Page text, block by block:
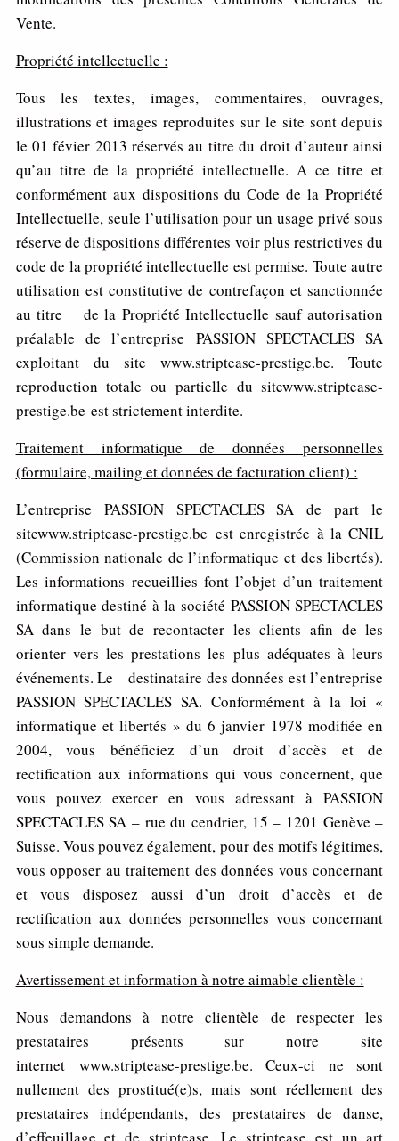
Vente.
Propriété intellectuelle :
Tous les textes, images, commentaires, ouvrages,
illustrations et images reproduites sur le site sont depuis
le 01 févier 2013 réservés au titre du droit d’auteur ainsi
qu’au titre de la propriété intellectuelle. A ce titre et
conformément aux dispositions du Code de la Propriété
Intellectuelle, seule l’utilisation pour un usage privé sous
réserve de dispositions différentes voir plus restrictives du
code de la propriété intellectuelle est permise. Toute autre
utilisation est constitutive de contrefaçon et sanctionnée
au titre de la Propriété Intellectuelle sauf autorisation
préalable de l’entreprise PASSION SPECTACLES SA
exploitant du site www.striptease-prestige.be. Toute
reproduction totale ou partielle du sitewww.striptease-
prestige.be est strictement interdite.
Traitement informatique de données personnelles
(formulaire, mailing et données de facturation client) :
L’entreprise PASSION SPECTACLES SA de part le
sitewww.striptease-prestige.be est enregistrée à la CNIL
(Commission nationale de l’informatique et des libertés).
Les informations recueillies font l’objet d’un traitement
informatique destiné à la société PASSION SPECTACLES
SA dans le but de recontacter les clients afin de les
orienter vers les prestations les plus adéquates à leurs
événements. Le destinataire des données est l’entreprise
PASSION SPECTACLES SA. Conformément à la loi «
informatique et libertés » du 6 janvier 1978 modifiée en
2004, vous bénéficiez d’un droit d’accès et de
rectification aux informations qui vous concernent, que
vous pouvez exercer en vous adressant à PASSION
SPECTACLES SA – rue du cendrier, 15 – 1201 Genève –
Suisse. Vous pouvez également, pour des motifs légitimes,
vous opposer au traitement des données vous concernant
et vous disposez aussi d’un droit d’accès et de
rectification aux données personnelles vous concernant
sous simple demande.
Avertissement et information à notre aimable clientèle :
Nous demandons à notre clientèle de respecter les
prestataires présents sur notre site
internet www.striptease-prestige.be. Ceux-ci ne sont
nullement des prostitué(e)s, mais sont réellement des
prestataires indépendants, des prestataires de danse,